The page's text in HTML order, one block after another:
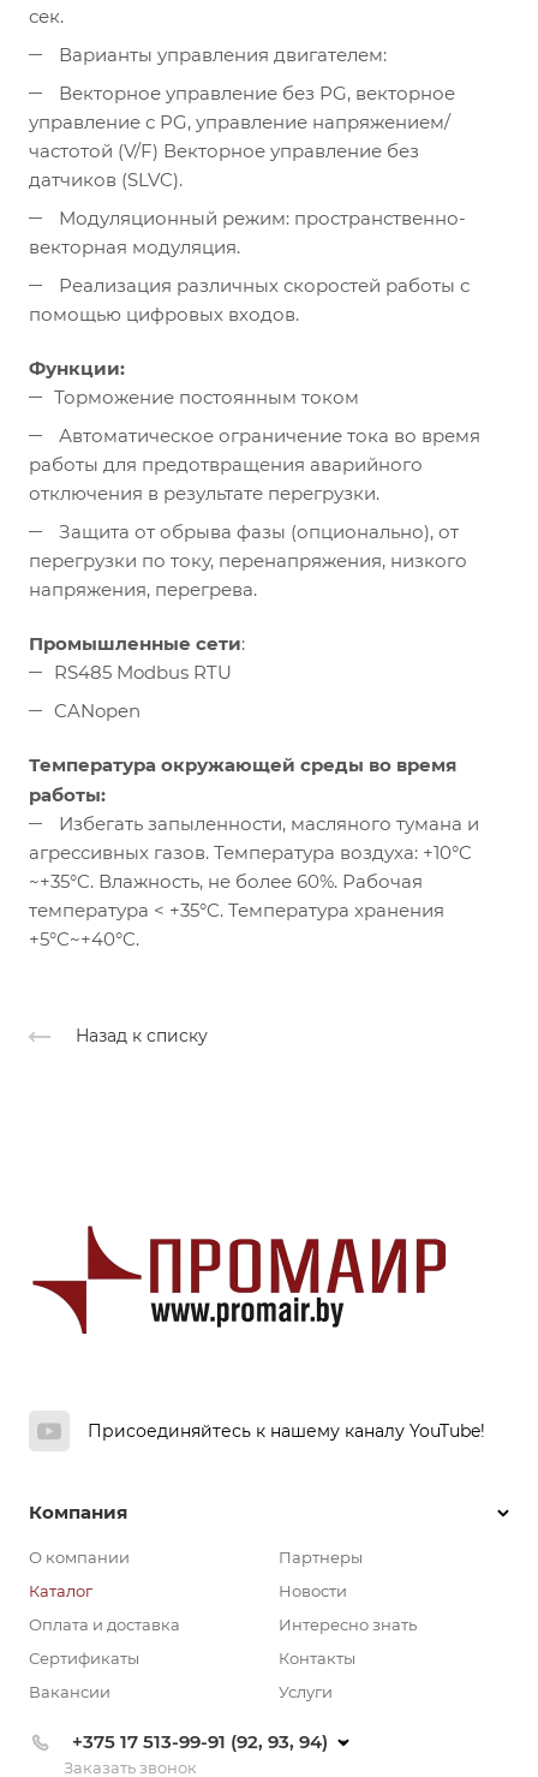
сек.
Варианты управления двигателем:
Векторное управление без PG, векторное
управление с PG, управление напряжением/
частотой (V/F) Векторное управление без
датчиков (SLVC).
Модуляционный режим: пространственно-
векторная модуляция.
Реализация различных скоростей работы с
помощью цифровых входов.
Функции:
Торможение постоянным током
Автоматическое ограничение тока во время
работы для предотвращения аварийного
отключения в результате перегрузки.
Защита от обрыва фазы (опционально), от
перегрузки по току, перенапряжения, низкого
напряжения, перегрева.
Промышленные сети:
RS485 Modbus RTU
CANopen
Температура окружающей среды во время
работы:
Избегать запыленности, масляного тумана и
агрессивных газов. Температура воздуха: +10°C
~+35°C. Влажность, не более 60%. Рабочая
температура < +35°C. Температура хранения
+5°С~+40°C.
Назад к списку
Присоединяйтесь к нашему каналу YouTube!
Компания
О компании
Каталог
Оплата и доставка
Сертификаты
Вакансии
Партнеры
Новости
Интересно знать
Контакты
Услуги
+375 17 513-99-91 (92, 93, 94)
Заказать звонок